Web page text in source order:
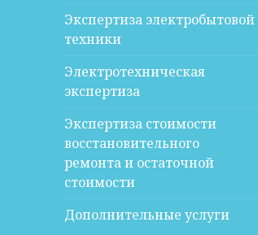
Экспертиза электробытовой
техники
Электротехническая
экспертиза
Экспертиза стоимости
восстановительного
ремонта и остаточной
стоимости
Дополнительные услуги